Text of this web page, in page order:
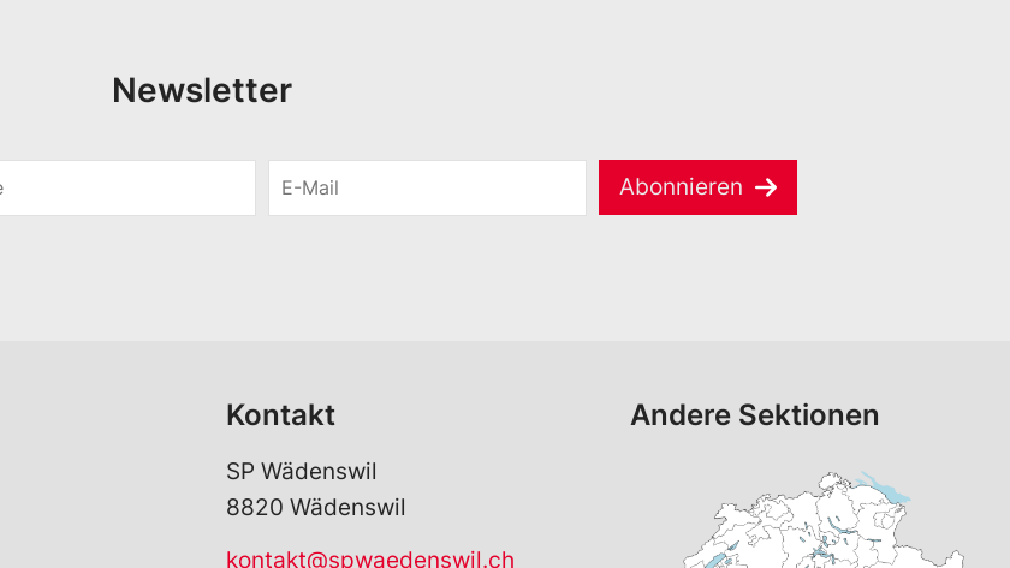
Newsletter
M
Abonnieren
Kontakt
SP Wädenswil
8820 Wädenswil
kontakt@spwaedenswil.ch
Andere Sektionen